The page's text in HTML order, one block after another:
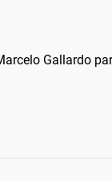
Gallardo